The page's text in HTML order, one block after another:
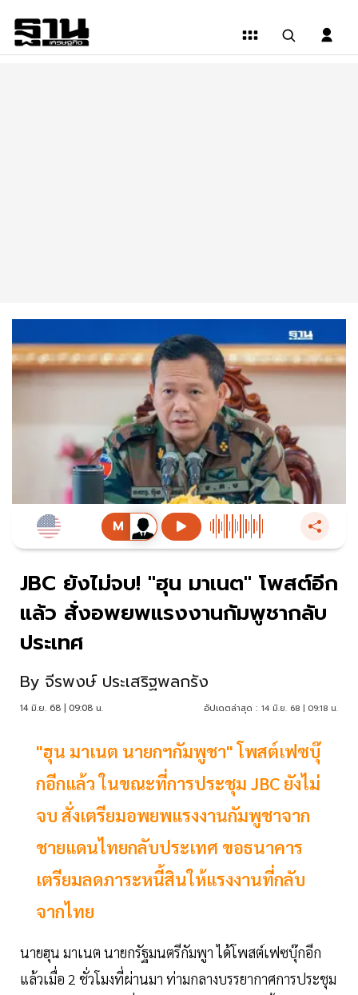
JBC ยังไม่จบ! "ฮุน มาเนต" โพสต์อีก
แล้ว สั่งอพยพแรงงานกัมพูชากลับ
ประเทศ
By จีรพงษ์ ประเสริฐพลกรัง
14 มิ.ย. 68 | 09:08 น. อัปเดตล่าสุด : 14 มิ.ย. 68 | 09:18 น.
"ฮุน มาเนต นายกฯกัมพูชา" โพสต์เฟซบุ๊
กอีกแล้ว ในขณะที่การประชุม JBC ยังไม่
จบ สั่งเตรียมอพยพแรงงานกัมพูชาจาก
ชายแดนไทยกลับประเทศ ขอธนาคาร
เตรียมลดภาระหนี้สินให้แรงงานที่กลับ
จากไทย
นายฮุน มาเนต นายกรัฐมนตรีกัมพูา ได้โพสต์เฟซบุ๊กอีก
แล้วเมื่อ 2 ชั่วโมงที่ผ่านมา ท่ามกลางบรรยากาศการประชุม